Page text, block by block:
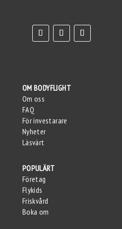
OM BODYFLIGHT
Om oss
FAQ
För investarare
Nyheter
Läsvärt
POPULÄRT
Företag
Flykids
Friskvård
Boka om